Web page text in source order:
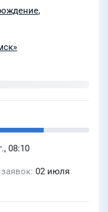
,
08:10
02 июля